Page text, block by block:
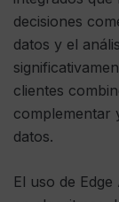
decisiones
datos y el
clientes
complementar
datos.
El uso de